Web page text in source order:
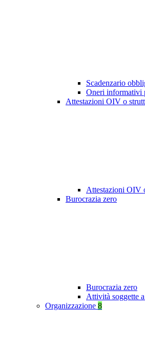
Scadenzario
Oneri informativi
Attestazioni OIV o
Attestazioni OIV
Burocrazia zero
Burocrazia zero
Attività soggette
Organizzazione 8